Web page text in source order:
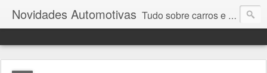
Novidades Automotivas Tudo sobre carros e motores